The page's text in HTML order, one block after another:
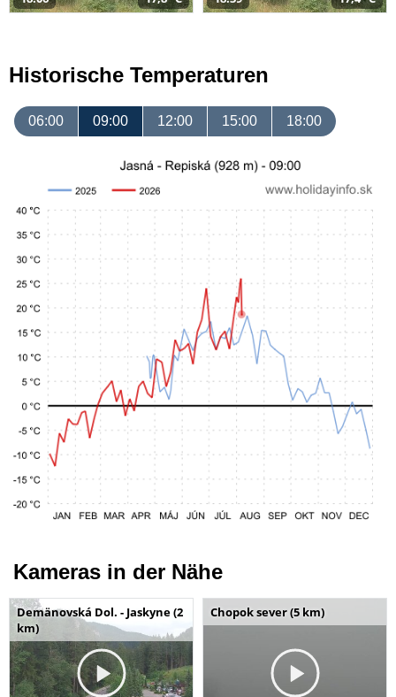
Historische Temperaturen
06:00 09:00 12:00 15:00 18:00
Kameras in der Nähe
Demänovská Dol. - Jaskyne (2
km)
Chopok sever (5 km)